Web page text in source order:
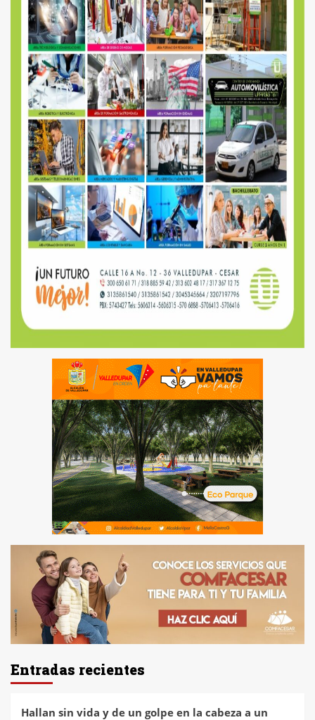
Entradas recientes
Hallan sin vida y de un golpe en la cabeza a un